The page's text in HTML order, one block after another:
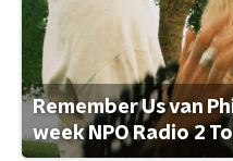
Remember Us van
week NPO Radio 2